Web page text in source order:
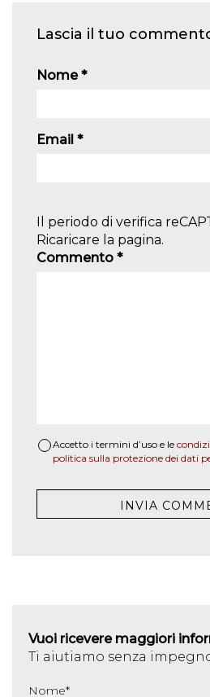
Lascia il tuo
Nome*
Email *
Il periodo di verifica
Ricaricare la pagina.
Commento *
Accetto i termini d’uso e le
politica sulla protezione dei dati
Vuoi ricevere maggiori
Ti aiutiamo senza
Nome*